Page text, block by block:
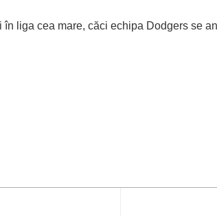
liga cea mare, căci echipa Dodgers se